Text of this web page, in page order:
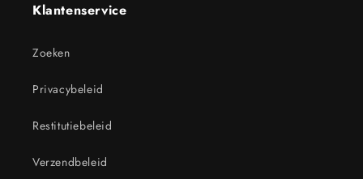
Klantenservice
Zoeken
Privacybeleid
Restitutiebeleid
Verzendbeleid